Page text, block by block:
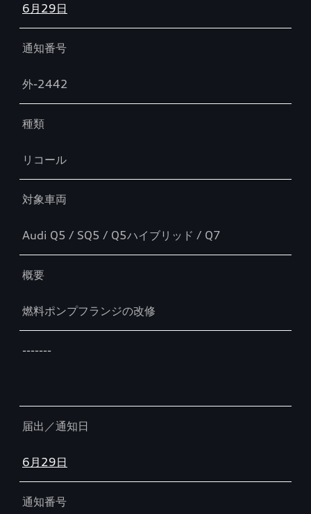
6月29日
通知番号
外-2442
種類
リコール
対象車両
Audi Q5 / SQ5 / Q5ハイブリッド / Q7
概要
燃料ポンプフランジの改修
-------
届出／通知日
6月29日
通知番号